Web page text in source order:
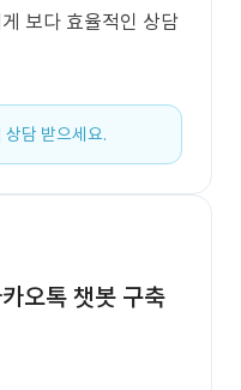
보다 효율적인 상담
상담 받으세요.
오톡 챗봇 구축